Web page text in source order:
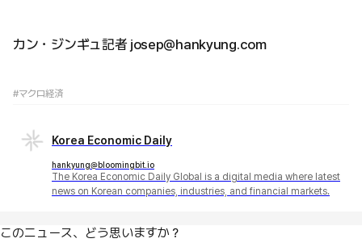
カン・ジンギュ記者 josep@hankyung.com
#マクロ経済
Korea Economic Daily
hankyung@bloomingbit.io
The Korea Economic Daily Global is a digital media where latest
news on Korean companies, industries, and financial markets.
このニュース、どう思いますか？